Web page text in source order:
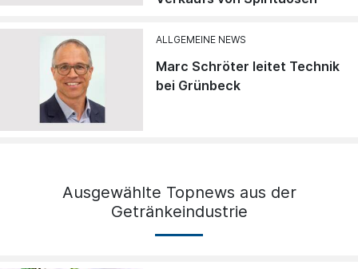
ALLGEMEINE NEWS
Marc Schröter leitet Technik
bei Grünbeck
Ausgewählte Topnews aus der
Getränkeindustrie